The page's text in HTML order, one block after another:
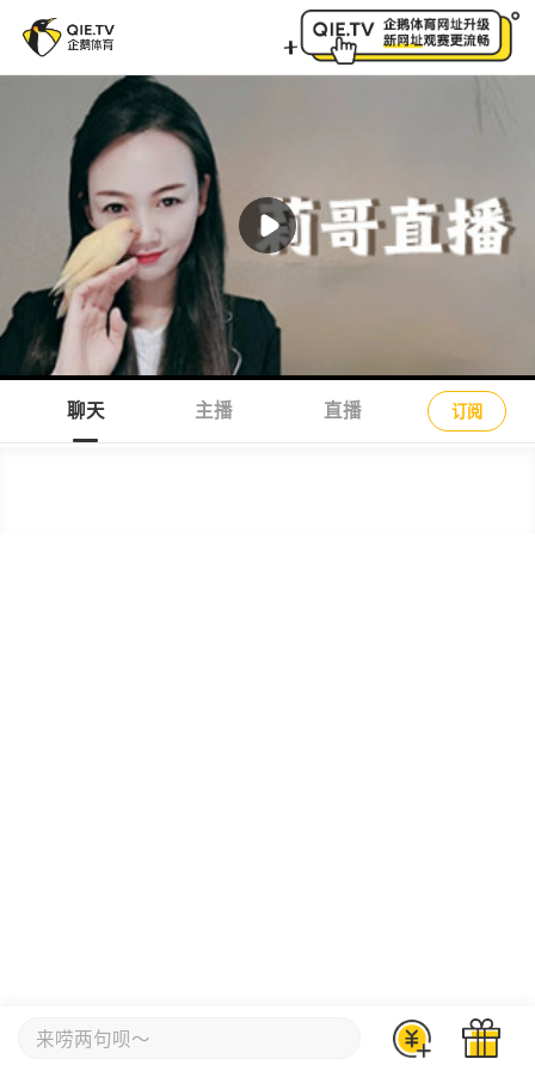
莉哥直播直播间_莉哥直播台球直播_莉哥直播台球比赛
聊天 主播 直播 订阅
来唠两句呗～